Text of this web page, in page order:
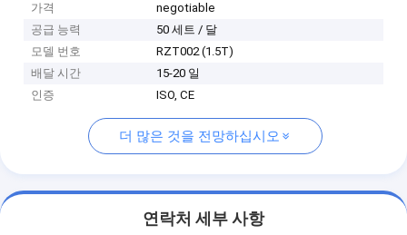
가격
negotiable
공급 능력
50 세트 / 달
모델 번호
RZT002 (1.5T)
배달 시간
15-20 일
인증
ISO, CE
더 많은 것을 전망하십시오
연락처 세부 사항